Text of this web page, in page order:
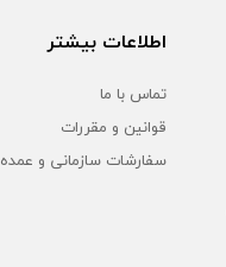
اطلاعات بیشتر
تماس با ما
قوانین و مقررات
سفارشات سازمانی و عمده